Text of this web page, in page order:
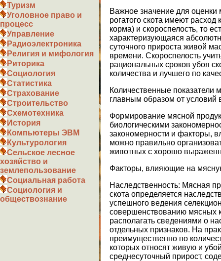
Туризм
Уголовное право и
процесс
Управление
Радиоэлектроника
Религия и мифология
Риторика
Социология
Статистика
Страхование
Строительство
Схемотехника
История
Компьютеры ЭВМ
Культурология
Сельское лесное
хозяйство и
землепользование
Социальная работа
Социология и
обществознание
Важное значение для оценки
рогатого скота имеют расход
корма) и скороспелость, то
характеризующаяся
суточного прироста живой
времени. Скороспелость
рациональных сроков убоя
количества и лучшего по
Количественные показатели
главным образом от
Формирование мясной
биологическими
закономерности и факторы,
можно правильно
животных с хорошо
Факторы, влияющие на
Наследственность: Мясная
скота определяется
успешного ведения
совершенствованию мясных
располагать сведениями о
отдельных признаков. На
преимущественно по
которых относят живую и
среднесуточный прирост,